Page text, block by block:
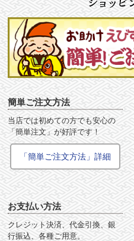
簡単ご注文方法
当店では初めての方でも安心の
「簡単注文」が好評です！
「簡単ご注文方法」詳細
お支払い方法
クレジット決済、代金引換、銀
行振込、各種ご用意。